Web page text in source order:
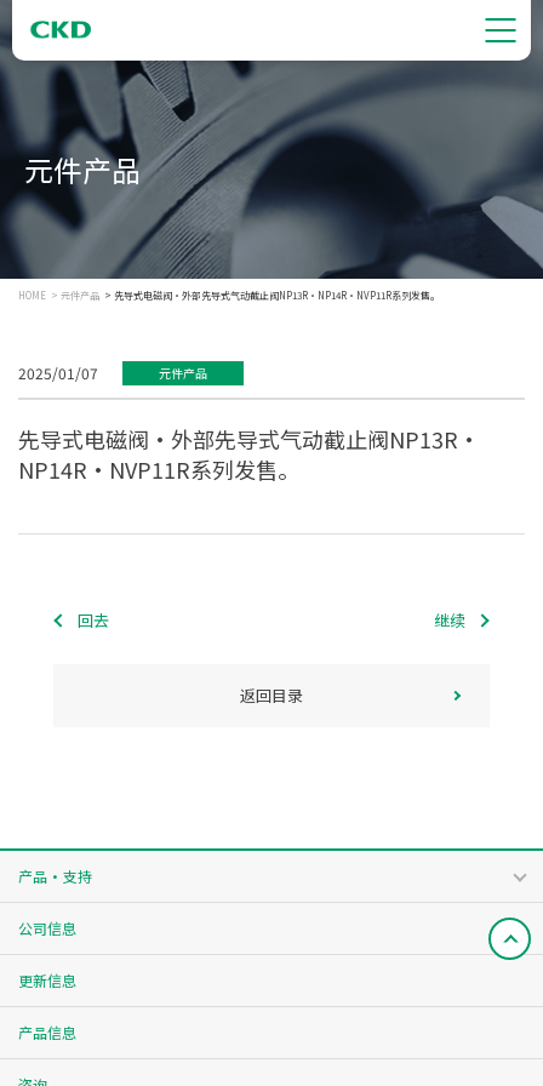
元件产品
HOME 元件产品 先导式电磁阀·外部先导式气动截止阀NP13R・NP14R・NVP11R系列发售。
2025/01/07 元件产品
先导式电磁阀·外部先导式气动截止阀NP13R・
NP14R・NVP11R系列发售。
回去 继续
返回目录
产品・支持
公司信息
更新信息
产品信息